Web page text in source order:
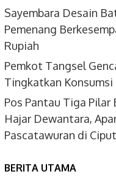
Sayembara Desain
Pemenang
Rupiah
Pemkot Tangsel
Tingkatkan
Pos Pantau Tiga
Hajar Dewantara,
Pascatawuran di
BERITA UTAMA